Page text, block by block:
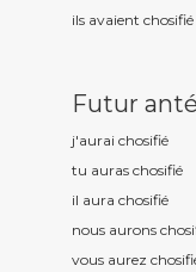
ils avaient chosifié
Futur
j'aurai chosifié
tu auras chosifié
il aura chosifié
nous aurons
vous aurez chosifi